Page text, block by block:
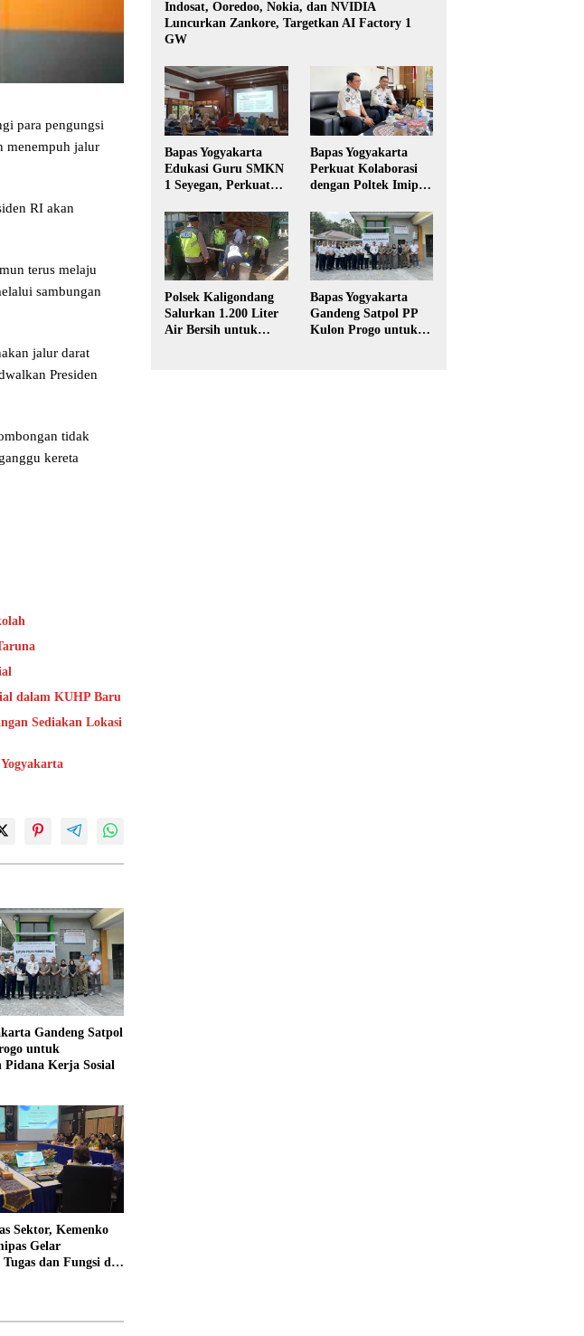
para pengungsi
menempuh jalur
RI akan
terus melaju
sambungan
jalur darat
Presiden
tidak
kereta
dalam KUHP Baru
Sediakan Lokasi
Gandeng Satpol
untuk
Pidana Kerja Sosial
Sektor, Kemenko
Gelar
dan Fungsi di
Indosat, Ooredoo, Nokia, dan NVIDIA
Luncurkan Zankore, Targetkan AI Factory 1
GW
Bapas Yogyakarta
Edukasi Guru SMKN
1 Seyegan, Perkuat
Hukum di Sekolah
Bapas Yogyakarta
Perkuat Kolaborasi
dengan Poltek Imipas,
Magang Taruna
Polsek Kaligondang
Salurkan 1.200 Liter
Air Bersih untuk
Bapas Yogyakarta
Gandeng Satpol PP
Kulon Progo untuk